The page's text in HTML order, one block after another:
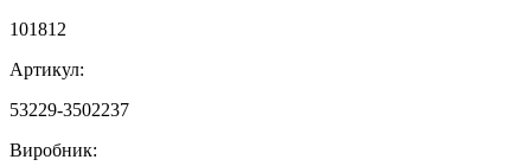
101812
Артикул:
53229-3502237
Виробник: